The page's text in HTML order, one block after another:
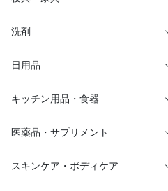
寝具・家具
洗剤
日用品